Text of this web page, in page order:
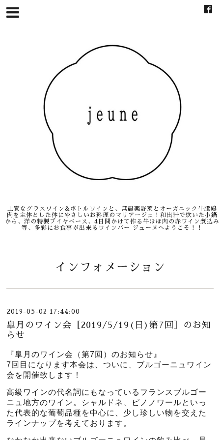
上質なグラスワイン&ボトルワインと、無農薬野菜とオーガニック牛豚鶏
肉を主体とした体にやさしいお料理のマリアージュ！和出汁で炊いた小鍋
から、洋の特製ブイヤベース、4日間かけて作る牛ほほ肉の赤ワイン煮込み
等、多彩にお食事が出来るワインバー ジューヌへようこそ！！
インフォメーション
2019-05-02 17:44:00
皐月のワイン会［2019/5/19(日)第7回］のお知
らせ
『皐月のワイン会（第7回）のお知らせ』
7回目になります本会は、ついに、ブルゴーニュワイン
会を開催致します！
高級ワインの代名詞にもなっているフランスブルゴー
ニュ地方のワイン。シャルドネ、ピノノワールといっ
た代表的な葡萄品種を中心に、少し珍しい物を交えた
ラインナップを考えております。